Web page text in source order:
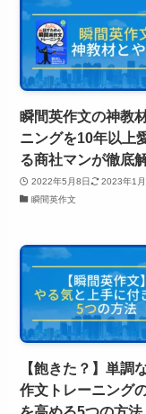
瞬間英作文の神教
ニングを10年以上
る商社マンが徹底
2022年5月8日
2023年1
瞬間英作文
【飽きた？】単調
作文トレーニング